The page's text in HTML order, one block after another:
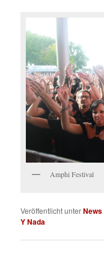
Amphi Festival
Veröffentlicht unterNews
Y Nada